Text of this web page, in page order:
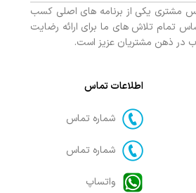
یکی از برنامه های اصلی کسب
تمام تلاش های ما برای ارائه رضایت
در ذهن مشتریان عزیز است.
اطلاعات تماس
شماره تماس
شماره تماس
واتساپ